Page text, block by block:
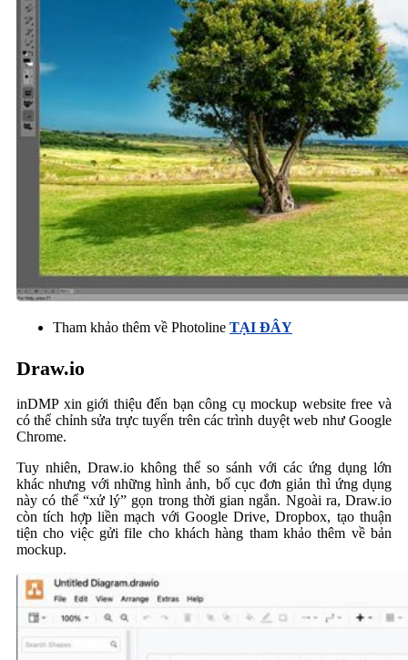
Tham khảo thêm về Photoline TẠI ĐÂY
Draw.io
inDMP xin giới thiệu đến bạn công cụ mockup website free và
có thể chỉnh sửa trực tuyến trên các trình duyệt web như Google
Chrome.
Tuy nhiên, Draw.io không thể so sánh với các ứng dụng lớn
khác nhưng với những hình ảnh, bố cục đơn giản thì ứng dụng
này có thể “xử lý” gọn trong thời gian ngắn. Ngoài ra, Draw.io
còn tích hợp liền mạch với Google Drive, Dropbox, tạo thuận
tiện cho việc gửi file cho khách hàng tham khảo thêm về bản
mockup.